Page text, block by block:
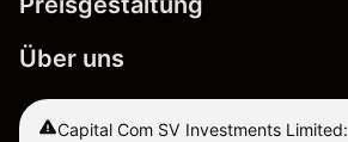
Über uns
Capital Com SV Investments Limited: